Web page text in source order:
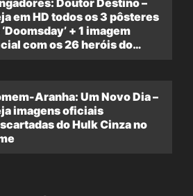
em HD todos os 3 pôsteres
+ 1 imagem
com os 26 heróis do
Aranha: Um Novo Dia –
imagens oficiais
do Hulk Cinza no